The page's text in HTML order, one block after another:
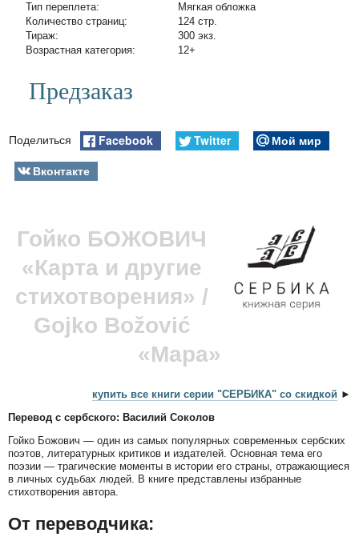
Тип переплета:
Мягкая обложка
Количество страниц:
124 стр.
Тираж:
300 экз.
Возрастная категория:
12+
Предзаказ
Поделиться Facebook Twitter
Мой мир
Вконтакте
Гойко БОЖОВИЧ
«Карта и другие
стихотворения» /
Gojko Božović
«Mapa»
купить все книги серии "СЕРБИКА" со скидкой ►
Перевод с сербского: Василий Соколов
Гойко Божович — один из самых популярных современных сербских
поэтов, литературных критиков и издателей. Основная тема его
поэзии — трагические моменты в истории его страны, отражающиеся
в личных судьбах людей. В книге представлены избранные
стихотворения автора.
От переводчика: